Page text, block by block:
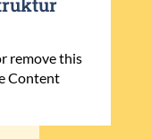
remove this
Content